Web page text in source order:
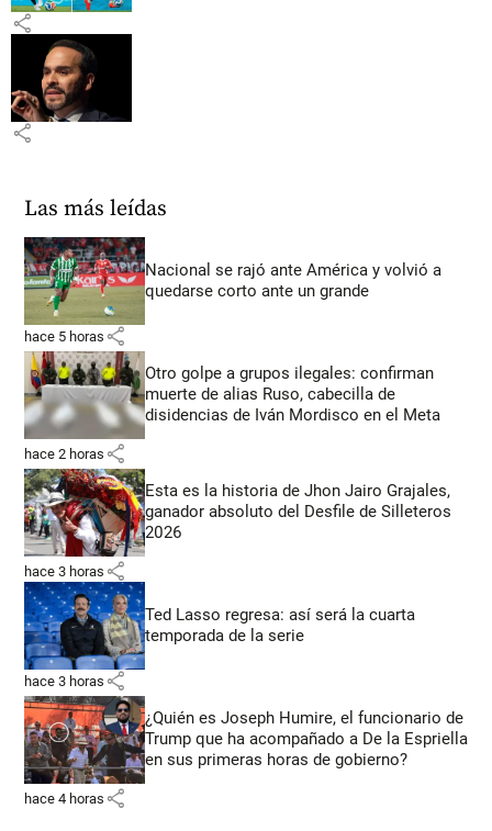
share
share
Las más leídas
Nacional se rajó ante América y volvió a
quedarse corto ante un grande
hace 5 horas share
Otro golpe a grupos ilegales: confirman
muerte de alias Ruso, cabecilla de
disidencias de Iván Mordisco en el Meta
hace 2 horas share
Esta es la historia de Jhon Jairo Grajales,
ganador absoluto del Desfile de Silleteros
2026
hace 3 horas share
Ted Lasso regresa: así será la cuarta
temporada de la serie
hace 3 horas share
¿Quién es Joseph Humire, el funcionario de
Trump que ha acompañado a De la Espriella
en sus primeras horas de gobierno?
hace 4 horas share